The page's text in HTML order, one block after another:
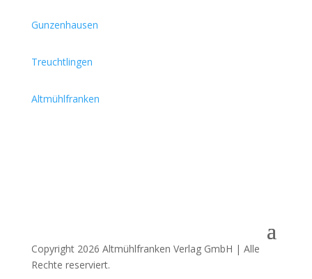
Gunzenhausen
Treuchtlingen
Altmühlfranken
Copyright 2026 Altmühlfranken Verlag GmbH | Alle
Rechte reserviert.